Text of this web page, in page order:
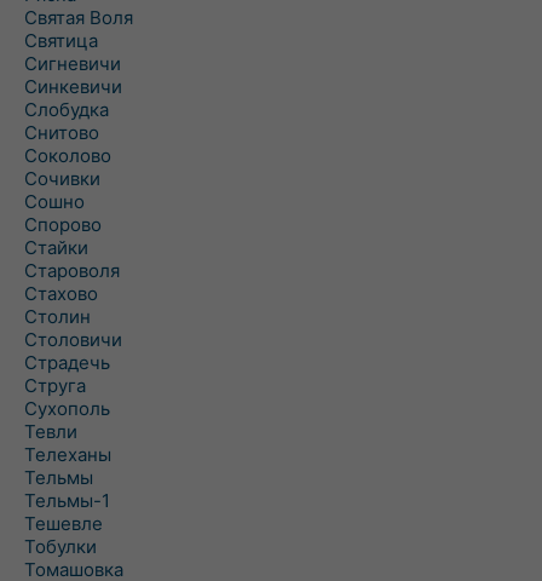
Святая Воля
Святица
Сигневичи
Синкевичи
Слобудка
Снитово
Соколово
Сочивки
Сошно
Спорово
Стайки
Староволя
Стахово
Столин
Столовичи
Страдечь
Струга
Сухополь
Тевли
Телеханы
Тельмы
Тельмы-1
Тешевле
Тобулки
Томашовка